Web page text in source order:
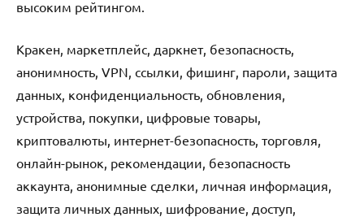
высоким рейтингом.
Кракен, маркетплейс, даркнет, безопасность,
анонимность, VPN, ссылки, фишинг, пароли, защита
данных, конфиденциальность, обновления,
устройства, покупки, цифровые товары,
криптовалюты, интернет-безопасность, торговля,
онлайн-рынок, рекомендации, безопасность
аккаунта, анонимные сделки, личная информация,
защита личных данных, шифрование, доступ,